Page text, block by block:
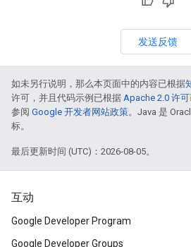
发送反馈
如未另行说明，那么本页面中的内容已根据
许可，并且代码示例已根据 Apache 2.0 许可
参阅 Google 开发者网站政策。Java 是
标。
最后更新时间 (UTC)：2026-08-05。
互动
Google Developer Program
Google Developer Groups